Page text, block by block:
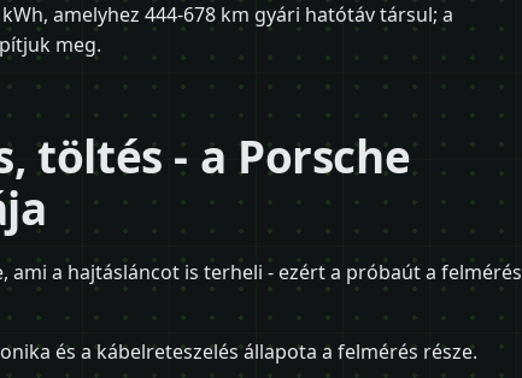
amelyhez 444-678 km gyári hatótáv társul; a
meg.
töltés - a Porsche
ami a hajtásláncot is terheli - ezért a próbaút a felmérés
és a kábelreteszelés állapota a felmérés része.